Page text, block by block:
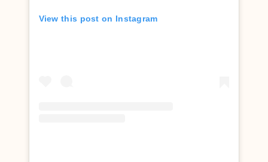
View this post on Instagram